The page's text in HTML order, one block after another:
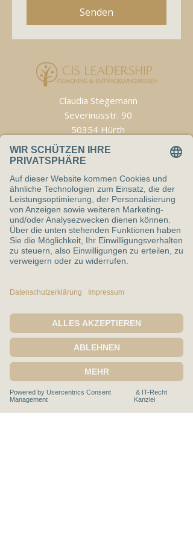
Senden
Claudia Stegemann
Severinusstr. 90
50354 Hürth
E-Mail:
stegemann@cis-leadership.academy
Telefon:
+49 (0) 151 503 19 005
Mitglied im